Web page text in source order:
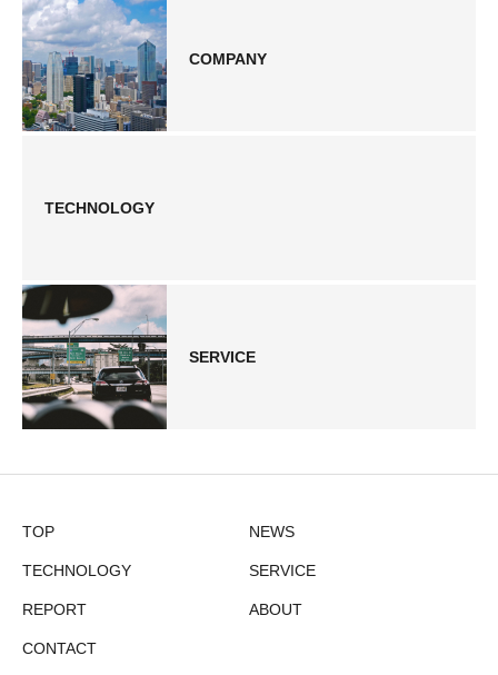
COMPANY
TECHNOLOGY
SERVICE
TOP NEWS
TECHNOLOGY SERVICE
REPORT ABOUT
CONTACT